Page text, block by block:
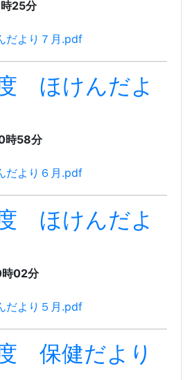
25分
より７月.pdf
ほけんだよ
時58分
より６月.pdf
ほけんだよ
02分
より５月.pdf
保健だより